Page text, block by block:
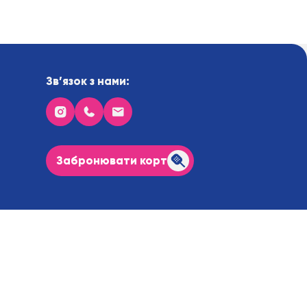
Зв’язок з нами:
Забронювати корт